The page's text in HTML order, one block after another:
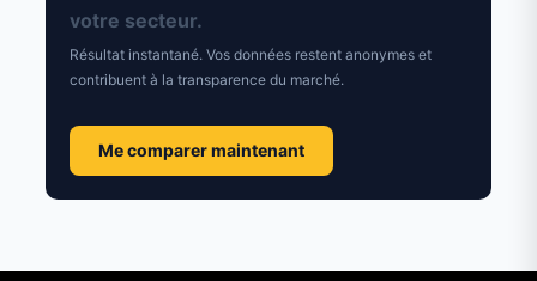
votre secteur.
Résultat instantané. Vos données restent anonymes et
contribuent à la transparence du marché.
Me comparer maintenant